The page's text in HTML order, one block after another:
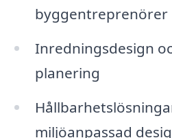
byggentreprenörer
Inredningsdesign
planering
miljöanpassad